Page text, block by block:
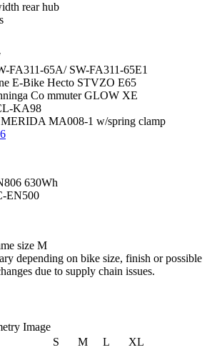
rear hub
FA311-65A/ SW-FA311-65E1
E-Bike Hecto STVZO E65
Co mmuter GLOW XE
KA98
MERIDA MA008-1 w/spring clamp
630Wh
EN500
size M
depending on bike size, finish or possible
due to supply chain issues.
S M L
XL